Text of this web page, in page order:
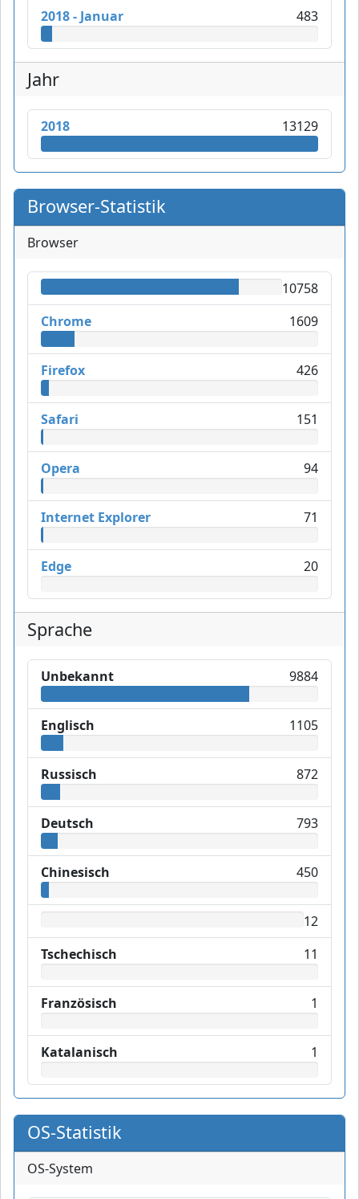
2018 - Januar 483
Jahr
2018 13129
Browser-Statistik
Browser
10758
Chrome
1609
Firefox 426
Safari 151
Opera 94
Internet Explorer 71
Edge 20
Sprache
Unbekannt 9884
Englisch 1105
Russisch 872
Deutsch 793
Chinesisch 450
12
Tschechisch
11
Französisch 1
Katalanisch 1
OS-Statistik
OS-System